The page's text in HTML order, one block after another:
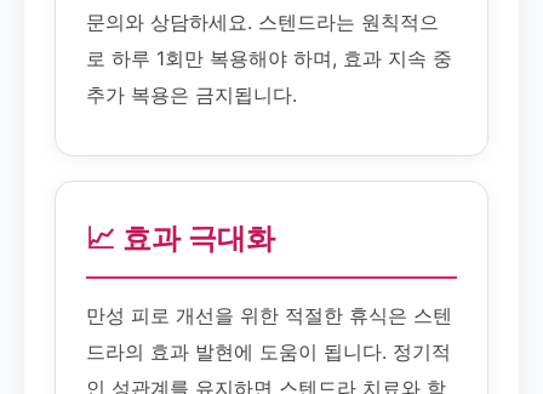
문의와 상담하세요. 스텐드라는 원칙적으
로 하루 1회만 복용해야 하며, 효과 지속 중
추가 복용은 금지됩니다.
📈 효과 극대화
만성 피로 개선을 위한 적절한 휴식은 스텐
드라의 효과 발현에 도움이 됩니다. 정기적
인 성관계를 유지하면 스텐드라 치료와 함